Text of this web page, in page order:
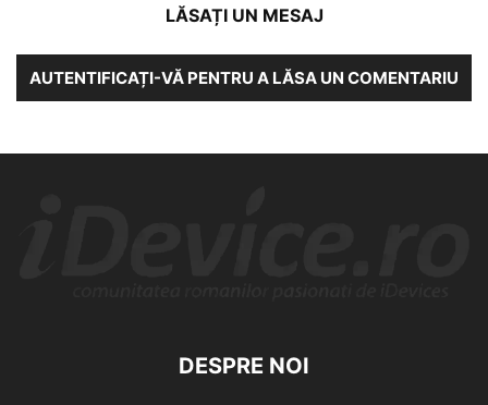
LĂSAȚI UN MESAJ
AUTENTIFICAȚI-VĂ PENTRU A LĂSA UN COMENTARIU
DESPRE NOI